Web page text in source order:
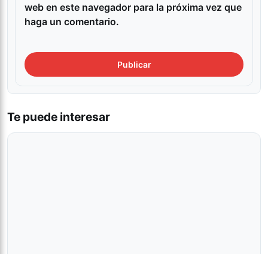
web en este navegador para la próxima vez que
haga un comentario.
Te puede interesar